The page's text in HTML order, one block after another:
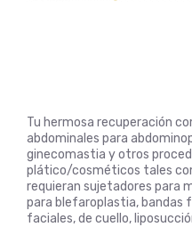
Tu hermosa recuperación
abdominales para
ginecomastia y otros
plático/cosméticos tales
requieran sujetadores para
para blefaroplastia, bandas
faciales, de cuello,